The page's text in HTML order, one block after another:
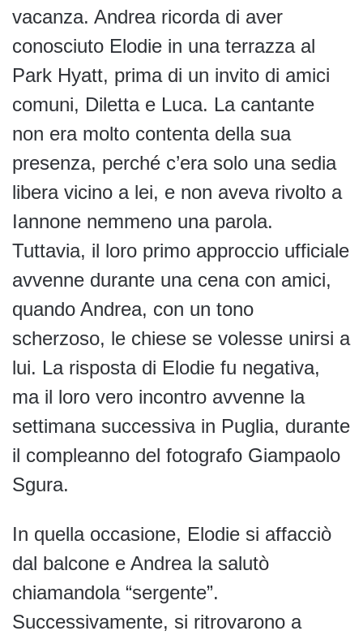
vacanza. Andrea ricorda di aver
conosciuto Elodie in una terrazza al
Park Hyatt, prima di un invito di amici
comuni, Diletta e Luca. La cantante
non era molto contenta della sua
presenza, perché c’era solo una sedia
libera vicino a lei, e non aveva rivolto a
Iannone nemmeno una parola.
Tuttavia, il loro primo approccio ufficiale
avvenne durante una cena con amici,
quando Andrea, con un tono
scherzoso, le chiese se volesse unirsi a
lui. La risposta di Elodie fu negativa,
ma il loro vero incontro avvenne la
settimana successiva in Puglia, durante
il compleanno del fotografo Giampaolo
Sgura.
In quella occasione, Elodie si affacciò
dal balcone e Andrea la salutò
chiamandola “sergente”.
Successivamente, si ritrovarono a